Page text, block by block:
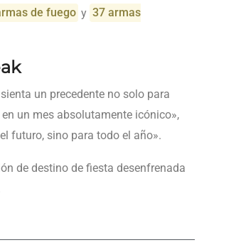
de fuego y 37 armas
un precedente no solo para
un mes absolutamente icónico»,
futuro, sino para todo el año».
de destino de fiesta desenfrenada